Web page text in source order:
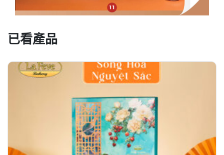
已看產品